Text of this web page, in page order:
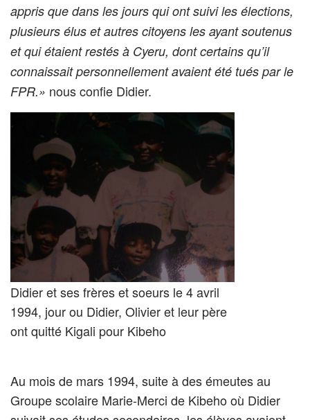
appris que dans les jours qui ont suivi les élections,
plusieurs élus et autres citoyens les ayant soutenus
et qui étaient restés à Cyeru, dont certains qu’il
connaissait personnellement avaient été tués par le
FPR.» nous confie Didier.
Didier et ses frères et soeurs le 4 avril
1994, jour ou Didier, Olivier et leur père
ont quitté Kigali pour Kibeho
Au mois de mars 1994, suite à des émeutes au
Groupe scolaire Marie-Merci de Kibeho où Didier